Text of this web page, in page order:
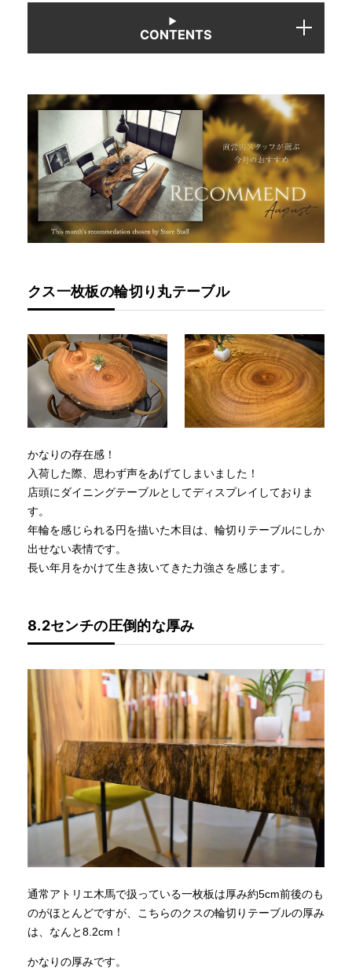
MOKUBA CHANNEL
お問い合わせ
CONTENTS
クス一枚板の輪切り丸テーブル
かなりの存在感！
入荷した際、思わず声をあげてしまいました！
店頭にダイニングテーブルとしてディスプレイしておりま
す。
年輪を感じられる円を描いた木目は、輪切りテーブルにしか
出せない表情です。
長い年月をかけて生き抜いてきた力強さを感じます。
8.2センチの圧倒的な厚み
通常アトリエ木馬で扱っている一枚板は厚み約5cm前後のも
のがほとんどですが、こちらのクスの輪切りテーブルの厚み
は、なんと8.2cm！
かなりの厚みです。